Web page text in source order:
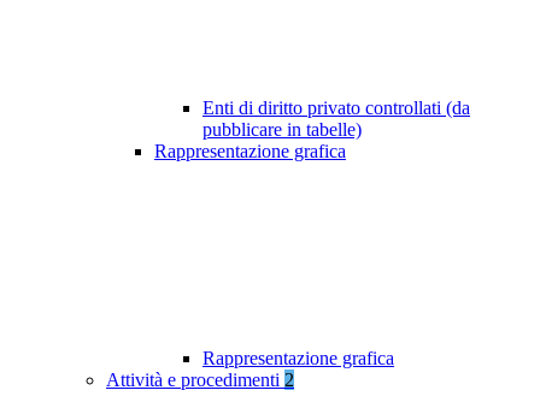
Enti di diritto privato controllati (da
pubblicare in tabelle)
Rappresentazione grafica
Rappresentazione grafica
Attività e procedimenti 2